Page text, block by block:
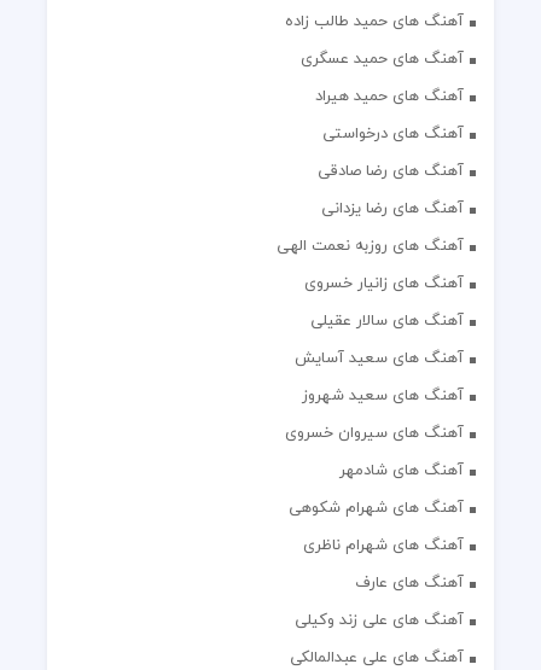
آهنگ های حمید طالب زاده
آهنگ های حمید عسگری
آهنگ های حمید هیراد
آهنگ های درخواستی
آهنگ های رضا صادقی
آهنگ های رضا یزدانی
آهنگ های روزبه نعمت الهی
آهنگ های زانیار خسروی
آهنگ های سالار عقیلی
آهنگ های سعید آسایش
آهنگ های سعید شهروز
آهنگ های سیروان خسروی
آهنگ های شادمهر
آهنگ های شهرام شکوهی
آهنگ های شهرام ناظری
آهنگ های عارف
آهنگ های علی زند وکیلی
آهنگ های علی عبدالمالکی